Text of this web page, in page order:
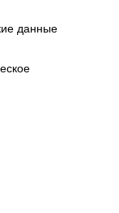
данные